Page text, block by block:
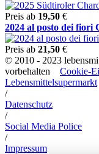
Preis ab 19,50 €
2024 al posto dei fiori
Preis ab 21,50 €
© 2010 - 2023
vorbehalten Cookie-
Lebensmittelsupermarkt
/
Datenschutz
/
Social Media Police
/
Impressum